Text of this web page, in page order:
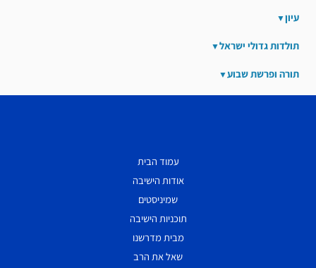
עיון
תולדות גדולי ישראל
תורה ופרשת שבוע
עמוד הבית
אודות הישיבה
שמיניסטים
תוכניות הישיבה
מבית מדרשנו
שאל את הרב